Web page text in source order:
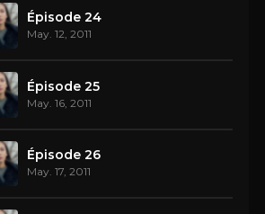
Épisode 24
May. 12, 2011
Épisode 25
May. 16, 2011
Épisode 26
May. 17, 2011